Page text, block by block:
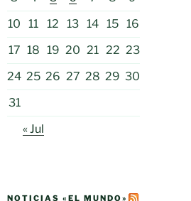
10
11 12 13 14 15 16
17 18 19 20 21 22 23
24 25 26 27 28 29 30
31
« Jul
NOTICIAS «EL MUNDO»